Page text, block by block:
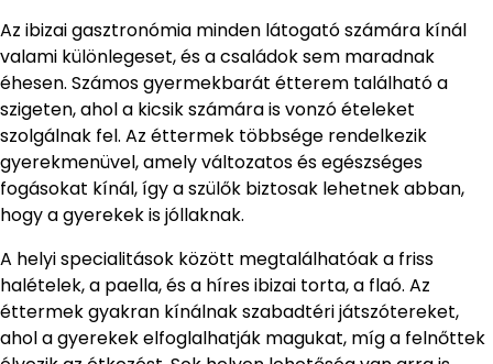
Az ibizai gasztronómia minden látogató számára kínál
valami különlegeset, és a családok sem maradnak
éhesen. Számos gyermekbarát étterem található a
szigeten, ahol a kicsik számára is vonzó ételeket
szolgálnak fel. Az éttermek többsége rendelkezik
gyerekmenüvel, amely változatos és egészséges
fogásokat kínál, így a szülők biztosak lehetnek abban,
hogy a gyerekek is jóllaknak.
A helyi specialitások között megtalálhatóak a friss
halételek, a paella, és a híres ibizai torta, a flaó. Az
éttermek gyakran kínálnak szabadtéri játszótereket,
ahol a gyerekek elfoglalhatják magukat, míg a felnőttek